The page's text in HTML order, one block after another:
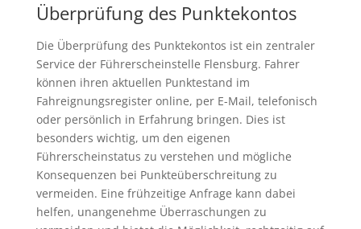
Überprüfung des Punktekontos
Die Überprüfung des Punktekontos ist ein zentraler
Service der Führerscheinstelle Flensburg. Fahrer
können ihren aktuellen Punktestand im
Fahreignungsregister online, per E-Mail, telefonisch
oder persönlich in Erfahrung bringen. Dies ist
besonders wichtig, um den eigenen
Führerscheinstatus zu verstehen und mögliche
Konsequenzen bei Punkteüberschreitung zu
vermeiden. Eine frühzeitige Anfrage kann dabei
helfen, unangenehme Überraschungen zu